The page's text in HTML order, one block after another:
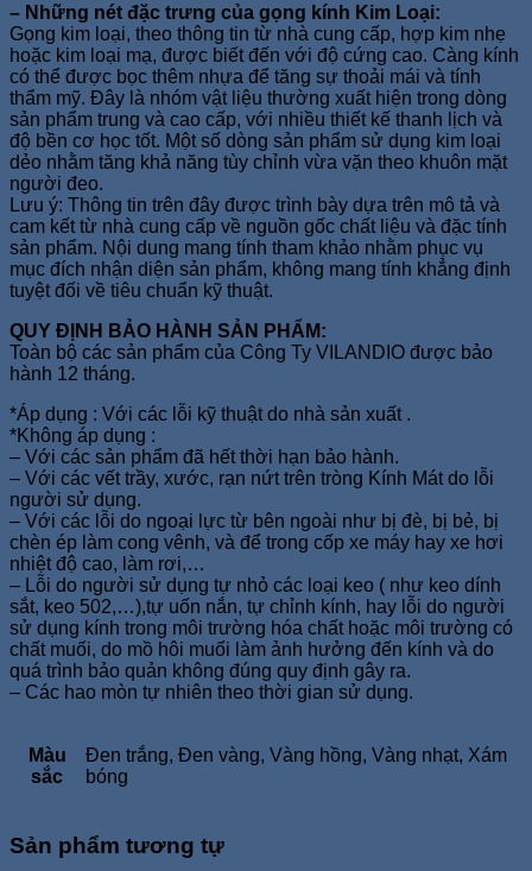
– Những nét đặc trưng của gọng kính Kim Loại:
Gọng kim loại, theo thông tin từ nhà cung cấp, hợp kim nhẹ
hoặc kim loại mạ, được biết đến với độ cứng cao. Càng kính
có thể được bọc thêm nhựa để tăng sự thoải mái và tính
thẩm mỹ. Đây là nhóm vật liệu thường xuất hiện trong dòng
sản phẩm trung và cao cấp, với nhiều thiết kế thanh lịch và
độ bền cơ học tốt. Một số dòng sản phẩm sử dụng kim loại
dẻo nhằm tăng khả năng tùy chỉnh vừa vặn theo khuôn mặt
người đeo.
Lưu ý: Thông tin trên đây được trình bày dựa trên mô tả và
cam kết từ nhà cung cấp về nguồn gốc chất liệu và đặc tính
sản phẩm. Nội dung mang tính tham khảo nhằm phục vụ
mục đích nhận diện sản phẩm, không mang tính khẳng định
tuyệt đối về tiêu chuẩn kỹ thuật.
QUY ĐỊNH BẢO HÀNH SẢN PHẨM:
Toàn bộ các sản phẩm của Công Ty VILANDIO được bảo
hành 12 tháng.
*Áp dụng : Với các lỗi kỹ thuật do nhà sản xuất .
*Không áp dụng :
– Với các sản phẩm đã hết thời hạn bảo hành.
– Với các vết trầy, xước, rạn nứt trên tròng Kính Mát do lỗi
người sử dụng.
– Với các lỗi do ngoại lực từ bên ngoài như bị đè, bị bẻ, bị
chèn ép làm cong vênh, và để trong cốp xe máy hay xe hơi
nhiệt độ cao, làm rơi,…
– Lỗi do người sử dụng tự nhỏ các loại keo ( như keo dính
sắt, keo 502,…),tự uốn nắn, tự chỉnh kính, hay lỗi do người
sử dụng kính trong môi trường hóa chất hoặc môi trường có
chất muối, do mồ hôi muối làm ảnh hưởng đến kính và do
quá trình bảo quản không đúng quy định gây ra.
– Các hao mòn tự nhiên theo thời gian sử dụng.
Màu
sắc
Đen trắng, Đen vàng, Vàng hồng, Vàng nhạt, Xám
bóng
Sản phẩm tương tự